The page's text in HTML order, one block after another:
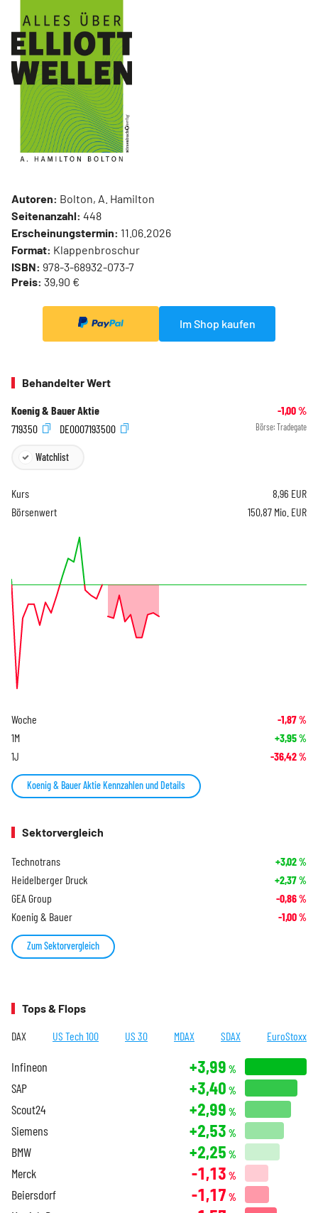
Autoren: Bolton, A. Hamilton
Seitenanzahl: 448
Erscheinungstermin: 11.06.2026
Format: Klappenbroschur
ISBN: 978-3-68932-073-7
Preis: 39,90 €
Im Shop kaufen
Behandelter Wert
Koenig & Bauer Aktie -1,00%
719350
DE0007193500 Börse: Tradegate
Watchlist
Kurs 8,96 EUR
Börsenwert
150,87 Mio. EUR
Woche -1,87%
1M +3,95%
1J -36,42%
Koenig & Bauer Aktie Kennzahlen und Details
Sektorvergleich
Technotrans +3,02%
Heidelberger Druck +2,37%
GEA Group -0,86%
Koenig & Bauer -1,00%
Zum Sektorvergleich
Tops & Flops
DAX US Tech 100 US 30 MDAX SDAX EuroStoxx
Infineon +3,99 %
SAP +3,40 %
Scout24 +2,99 %
Siemens +2,53 %
BMW +2,25 %
Merck -1,13 %
Beiersdorf -1,17 %